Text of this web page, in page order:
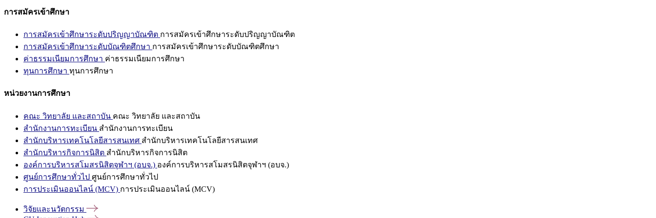
การสมัครเข้าศึกษา
การสมัครเข้าศึกษาระดับปริญญาบัณฑิต การสมัครเข้าศึกษาระดับปริญญาบัณฑิต
การสมัครเข้าศึกษาระดับบัณฑิตศึกษา การสมัครเข้าศึกษาระดับบัณฑิตศึกษา
ค่าธรรมเนียมการศึกษา ค่าธรรมเนียมการศึกษา
ทุนการศึกษา ทุนการศึกษา
หน่วยงานการศึกษา
คณะ วิทยาลัย และสถาบัน คณะ วิทยาลัย และสถาบัน
สำนักงานการทะเบียน สำนักงานการทะเบียน
สำนักบริหารเทคโนโลยีสารสนเทศ สำนักบริหารเทคโนโลยีสารสนเทศ
สำนักบริหารกิจการนิสิต สำนักบริหารกิจการนิสิต
องค์การบริหารสโมสรนิสิตจุฬาฯ (อบจ.) องค์การบริหารสโมสรนิสิตจุฬาฯ (อบจ.)
ศูนย์การศึกษาทั่วไป ศูนย์การศึกษาทั่วไป
การประเมินออนไลน์ (MCV) การประเมินออนไลน์ (MCV)
วิจัยและนวัตกรรม